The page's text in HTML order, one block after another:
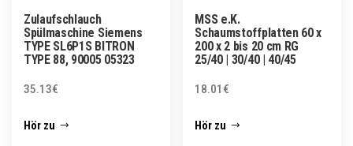
Zulaufschlauch
Spülmaschine Siemens
TYPE SL6P1S BITRON
TYPE 88, 90005 05323
35.13€
Hör zu
MSS e.K.
Schaumstoffplatten 60 x
200 x 2 bis 20 cm RG
25/40 | 30/40 | 40/45
18.01 €
Hör zu